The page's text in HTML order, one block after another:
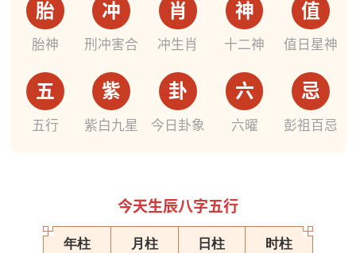
胎
胎神
冲
刑冲害合
肖
冲生肖
神
十二神
值
值日星神
五
五行
紫
紫白九星
卦
今日卦象
六
六曜
忌
彭祖百忌
今天生辰八字五行
年柱 月柱 日柱 时柱